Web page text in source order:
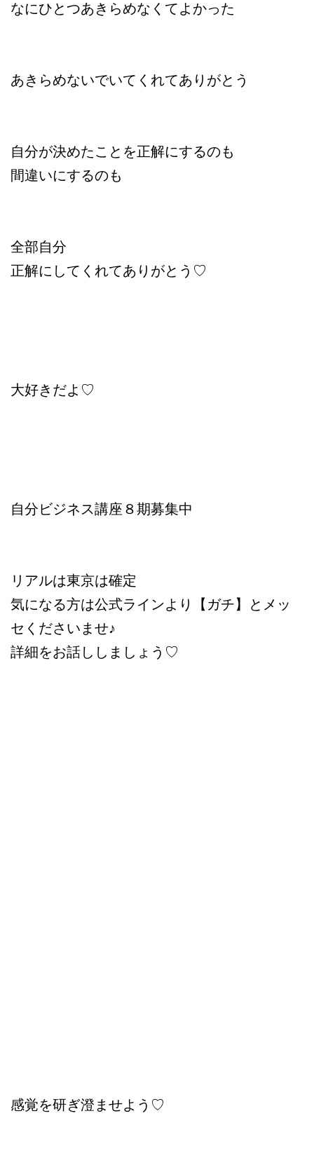
なにひとつあきらめなくてよかった
あきらめないでいてくれてありがとう
自分が決めたことを正解にするのも
間違いにするのも
全部自分
正解にしてくれてありがとう♡
大好きだよ♡
自分ビジネス講座８期募集中
リアルは東京は確定
気になる方は公式ラインより【ガチ】とメッ
セくださいませ♪
詳細をお話ししましょう♡
感覚を研ぎ澄ませよう♡